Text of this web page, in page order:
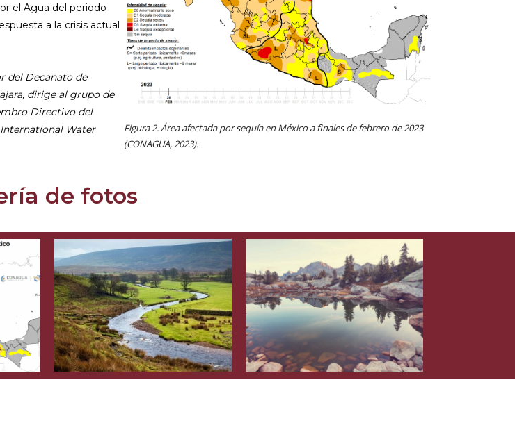
el Agua del periodo
a la crisis actual
del Decanato de
dirige al grupo de
Directivo del
Water
Figura 2. Área afectada por sequía en México a finales de febrero de 2023
(CONAGUA, 2023).
de fotos